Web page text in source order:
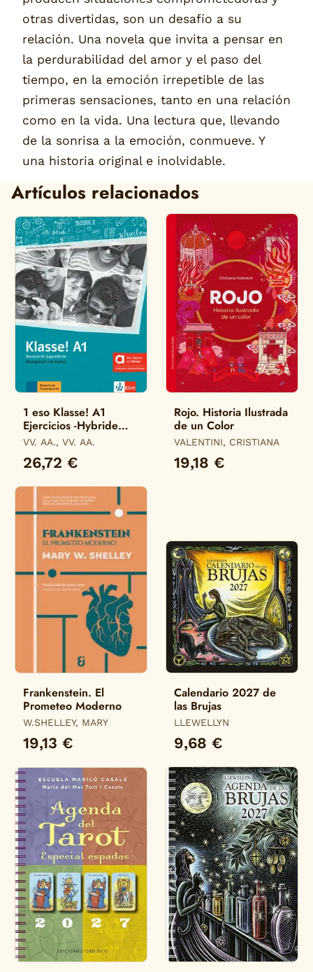
otras divertidas, son un desafío a su
relación. Una novela que invita a pensar en
la perdurabilidad del amor y el paso del
tiempo, en la emoción irrepetible de las
primeras sensaciones, tanto en una relación
como en la vida. Una lectura que, llevando
de la sonrisa a la emoción, conmueve. Y
una historia original e inolvidable.
Artículos relacionados
1 eso Klasse! A1
Ejercicios -Hybride
Allango-
VV. AA., VV. AA.
26,72 €
Rojo. Historia Ilustrada
de un Color
VALENTINI, CRISTIANA
19,18 €
Frankenstein. El
Prometeo Moderno
W.SHELLEY, MARY
19,13 €
Calendario 2027 de
las Brujas
LLEWELLYN
9,68 €